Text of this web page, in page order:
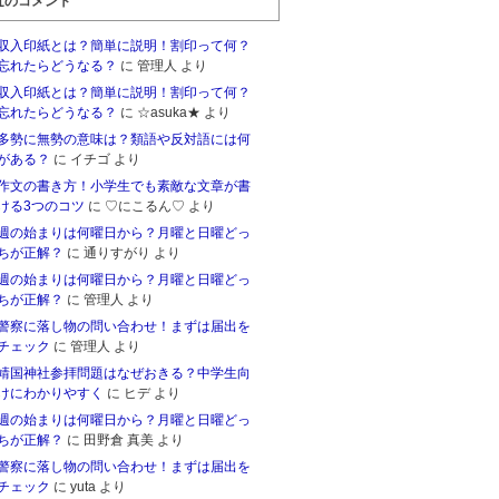
入印紙とは？簡単に説明！割印って何？
れたらどうなる？ に 管理人 より
入印紙とは？簡単に説明！割印って何？
れたらどうなる？ に ☆asuka★ より
勢に無勢の意味は？類語や反対語には何
ある？ に イチゴ より
文の書き方！小学生でも素敵な文章が書
る3つのコツ に ♡にこるん♡ より
の始まりは何曜日から？月曜と日曜どっ
が正解？ に 通りすがり より
の始まりは何曜日から？月曜と日曜どっ
が正解？ に 管理人 より
察に落し物の問い合わせ！まずは届出を
ェック に 管理人 より
国神社参拝問題はなぜおきる？中学生向
にわかりやすく に ヒデ より
の始まりは何曜日から？月曜と日曜どっ
が正解？ に 田野倉 真美 より
察に落し物の問い合わせ！まずは届出を
ェック に yuta より